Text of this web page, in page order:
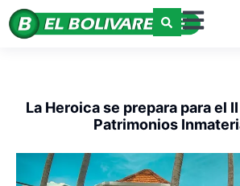
La Heroica se prepara para el
Patrimonios